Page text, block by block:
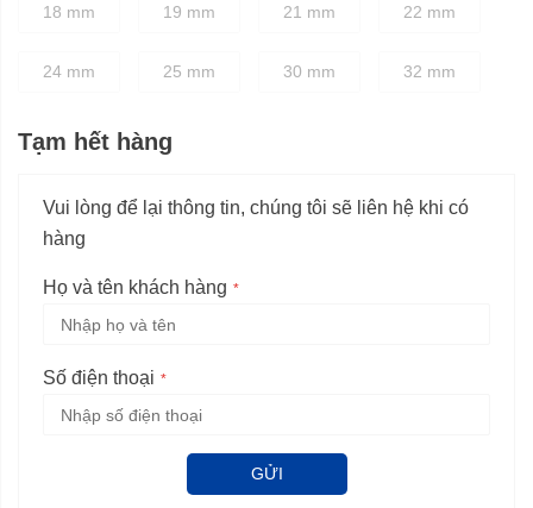
18 mm 19 mm 21 mm 22 mm
24 mm 25 mm 30 mm 32 mm
Tạm hết hàng
Vui lòng để lại thông tin, chúng tôi sẽ liên hệ khi có
hàng
Họ và tên khách hàng
Số điện thoại
GỬI